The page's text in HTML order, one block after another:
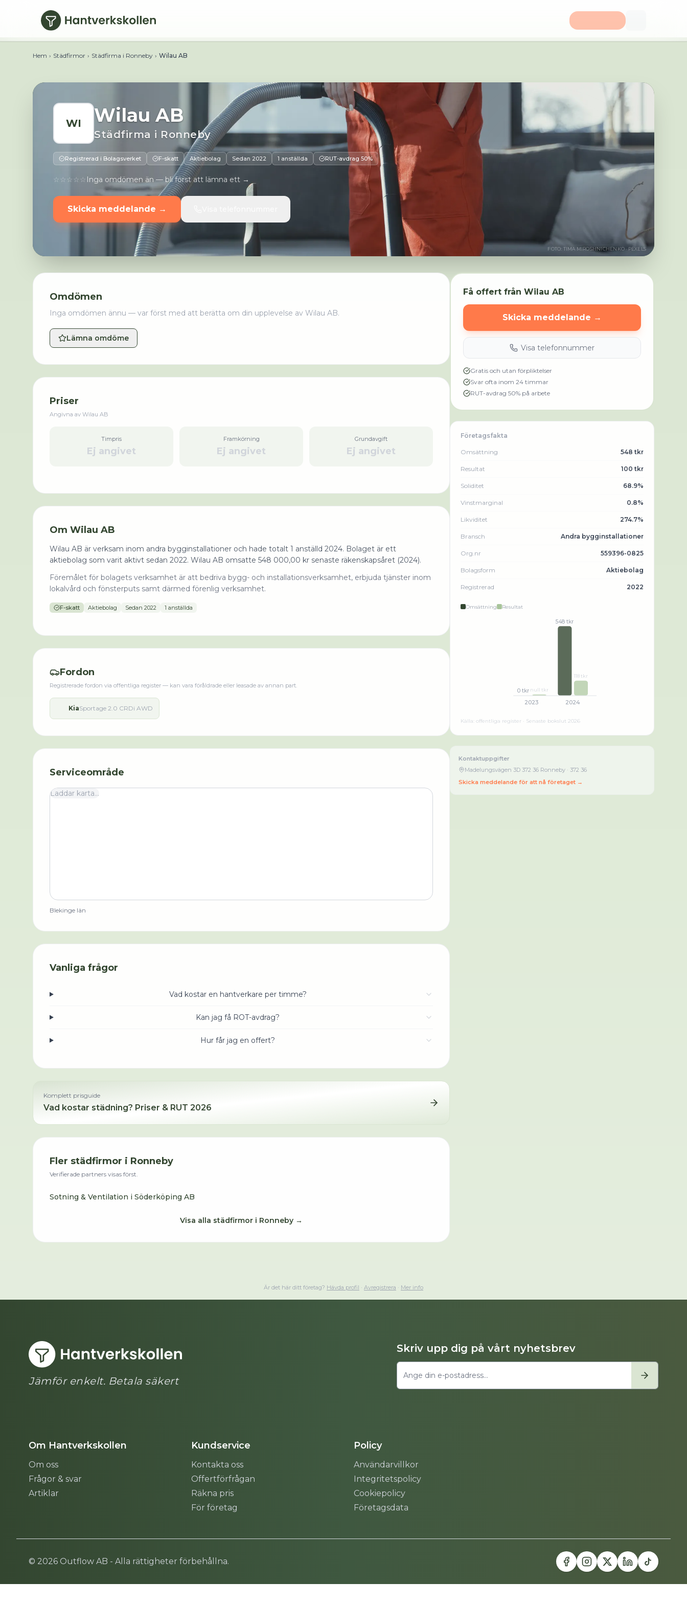
Hoppa till huvudinnehåll
Telefon:E-post:Webbplats:Adress:Madelungsvägen 3D 372 36 Ronneby
Hem › Städfirmor › Städfirma i Ronneby › Wilau AB
FOTO: TIMA MIROSHNICHENKO· PEXELS
WI Wilau AB
Städfirma i Ronneby
Registrerad i Bolagsverket F-skatt Aktiebolag Sedan 2022 1 anställda RUT-avdrag 50%
☆☆☆☆☆ Inga omdömen än — bli först att lämna ett →
Skicka meddelande →
Omdömen
Inga omdömen ännu — var först med att berätta om din upplevelse av Wilau AB.
Lämna omdöme
Priser
Angivna av Wilau AB
Timpris
Ej angivet
Framkörning
Ej angivet
Grundavgift
Ej angivet
Om Wilau AB
Wilau AB är verksam inom andra bygginstallationer och hade totalt 1 anställd 2024. Bolaget är ett
aktiebolag som varit aktivt sedan 2022. Wilau AB omsatte 548 000,00 kr senaste räkenskapsåret (2024).
Föremålet för bolagets verksamhet är att bedriva bygg- och installationsverksamhet, erbjuda tjänster inom
lokalvård och fönsterputs samt därmed förenlig verksamhet.
F-skatt Aktiebolag Sedan 2022 1 anställda
Fordon
Registrerade fordon via offentliga register — kan vara föråldrade eller leasade av annan part.
KiaSportage 2.0 CRDi AWD
Serviceområde
Laddar karta...
Blekinge län
Vanliga frågor
Vad kostar en hantverkare per timme?
Kan jag få ROT-avdrag?
Hur får jag en offert?
Komplett prisguide
Vad kostar städning? Priser & RUT 2026
Fler städfirmor i Ronneby
Verifierade partners visas först.
Sotning & Ventilation i Söderköping AB
Visa alla städfirmor i Ronneby →
Få offert från Wilau AB
Skicka meddelande →
Visa telefonnummer
Gratis och utan förpliktelser
Svar ofta inom 24 timmar
RUT-avdrag 50% på arbete
Företagsfakta
Omsättning 548 tkr
Resultat 100 tkr
Soliditet 68.9%
Vinstmarginal 0.8%
Likviditet 274.7%
Bransch Andra bygginstallationer
Org.nr 559396-0825
Bolagsform Aktiebolag
Registrerad 2022
Omsättning Resultat
0 tkr null tkr
2023
548 tkr
118 tkr
2024
Källa: offentliga register · Senaste bokslut 2026
Kontaktuppgifter
Madelungsvägen 3D 372 36 Ronneby · 372 36
Skicka meddelande för att nå företaget →
Är det här ditt företag? Hävda profil · Avregistrera · Mer info
Jämför enkelt. Betala säkert
Skriv upp dig på vårt nyhetsbrev
Om Hantverkskollen
Om oss
Frågor & svar
Artiklar
Kundservice
Kontakta oss
Offertförfrågan
Räkna pris
För företag
Policy
Användarvillkor
Integritetspolicy
Cookiepolicy
Företagsdata
© 2026 Outflow AB - Alla rättigheter förbehållna.